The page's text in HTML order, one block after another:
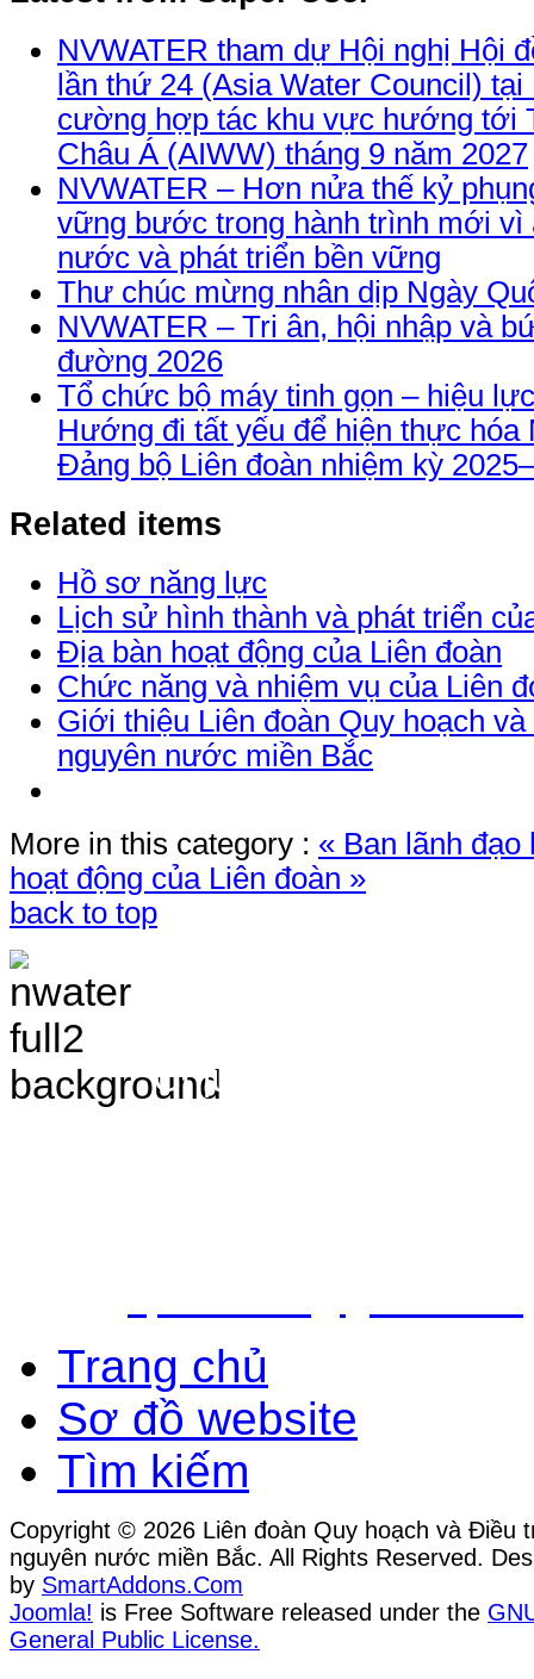
NVWATER tham dự Hội nghị Hội
lần thứ 24 (Asia Water Council)
cường hợp tác khu vực hướng tới
Châu Á (AIWW) tháng 9 năm 2027
NVWATER – Hơn nửa thế kỷ
vững bước trong hành trình mới vì
nước và phát triển bền vững
Thư chúc mừng nhân dịp Ngày
NVWATER – Tri ân, hội nhập và
đường 2026
Tổ chức bộ máy tinh gọn – hiệu
Hướng đi tất yếu để hiện thực hóa
Đảng bộ Liên đoàn nhiệm kỳ
Related items
Hồ sơ năng lực
Lịch sử hình thành và phát triển
Địa bàn hoạt động của Liên đoàn
Chức năng và nhiệm vụ của Liên
Giới thiệu Liên đoàn Quy hoạch
nguyên nước miền Bắc
More in this category : « Ban lãnh
hoạt động của Liên đoàn »
back to top
Chịu trách nhiệm nội
Bắc - Trung tâm QH&ĐTTNN
Trang chủ
Sơ đồ website
Tìm kiếm
Copyright © 2026 Liên đoàn Quy hoạch và Điều
nguyên nước miền Bắc. All Rights Reserved.
by SmartAddons.Com
Joomla! is Free Software released under the
General Public License.